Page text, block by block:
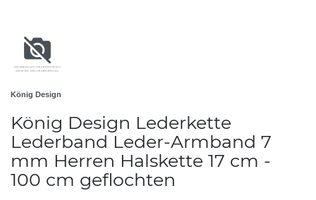
König Design
König Design Lederkette
Lederband Leder-Armband 7
mm Herren Halskette 17 cm -
100 cm geflochten